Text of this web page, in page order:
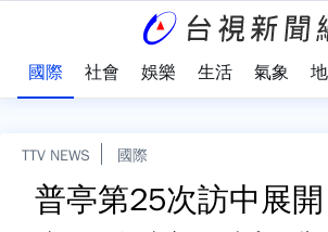
國際 社會 娛樂 生活 氣象
TTV NEWS 國際
普亭第25次訪中展